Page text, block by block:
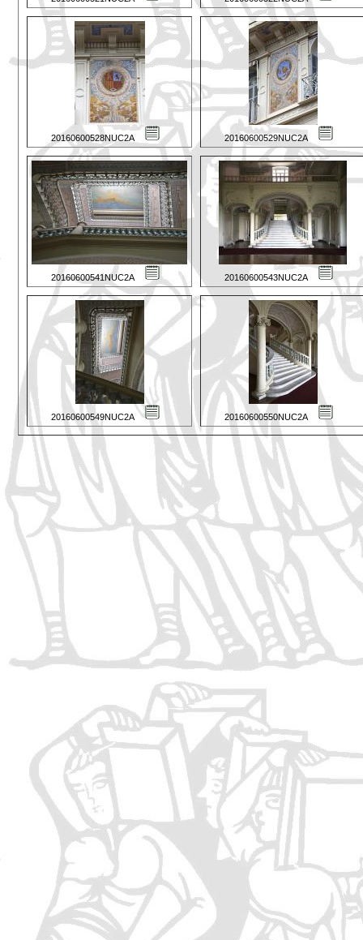
20160600528NUC2A 20160600529NUC2A
20160600541NUC2A 20160600543NUC2A
20160600549NUC2A 20160600550NUC2A